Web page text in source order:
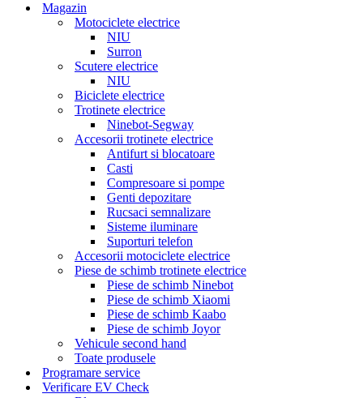
Magazin
Motociclete electrice
NIU
Surron
Scutere electrice
NIU
Biciclete electrice
Trotinete electrice
Ninebot-Segway
Accesorii trotinete electrice
Antifurt si blocatoare
Casti
Compresoare si pompe
Genti depozitare
Rucsaci semnalizare
Sisteme iluminare
Suporturi telefon
Accesorii motociclete electrice
Piese de schimb trotinete electrice
Piese de schimb Ninebot
Piese de schimb Xiaomi
Piese de schimb Kaabo
Piese de schimb Joyor
Vehicule second hand
Toate produsele
Programare service
Verificare EV Check